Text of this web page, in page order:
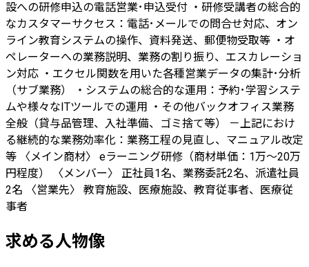
設への研修申込の電話営業･申込受付 ・研修受講者の総合的
なカスタマーサクセス：電話･メールでの問合せ対応、オン
ライン教育システムの操作、資料発送、郵便物受取等 ・オ
ペレーターへの業務説明、業務の割り振り、エスカレーショ
ン対応 ・エクセル関数を用いた各種営業データの集計･分析
（サブ業務） ・システムの総合的な運用：予約･学習システ
ムや様々なITツールでの運用 ・その他バックオフィス業務
全般（貸与品管理、入社準備、ゴミ捨て等） －上記におけ
る継続的な業務効率化：業務工程の見直し、マニュアル改定
等 〈メイン商材〉 eラーニング研修（商材単価：1万～20万
円程度） 〈メンバー〉 正社員1名、業務委託2名、派遣社員
2名 〈営業先〉 教育施設、医療施設、教育従事者、医療従
事者
求める人物像